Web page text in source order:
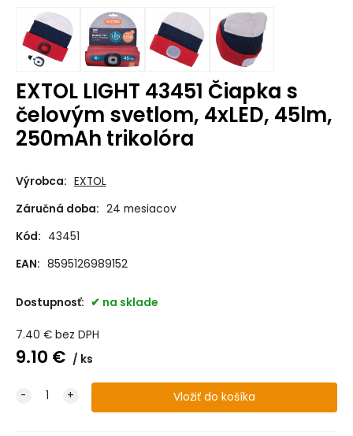
EXTOL LIGHT 43451 Čiapka s
čelovým svetlom, 4xLED, 45lm,
250mAh trikolóra
Výrobca: EXTOL
Záručná doba: 24 mesiacov
Kód: 43451
EAN: 8595126989152
Dostupnosť: na sklade
7.40 € bez DPH
9.10 € ks